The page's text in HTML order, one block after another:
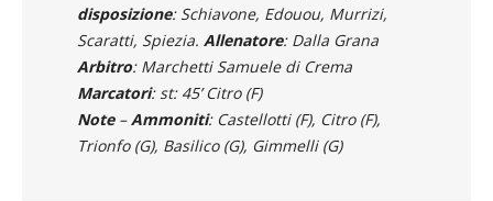
disposizione: Schiavone, Edouou, Murrizi,
Scaratti, Spiezia. Allenatore: Dalla Grana
Arbitro: Marchetti Samuele di Crema
Marcatori: st: 45’ Citro (F)
Note–Ammoniti: Castellotti (F), Citro (F),
Trionfo (G), Basilico (G), Gimmelli (G)